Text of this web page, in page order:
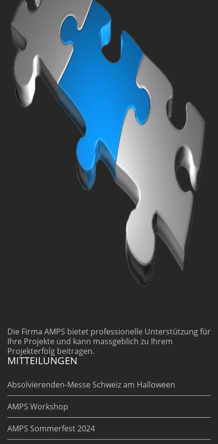
Die Firma AMPS bietet professionelle Unterstützung für
Ihre Projekte und kann massgeblich zu Ihrem
Projekterfolg beitragen.
MITTEILUNGEN
Absolvierenden-Messe Schweiz am Halloween
AMPS Workshop
AMPS Sommerfest 2024